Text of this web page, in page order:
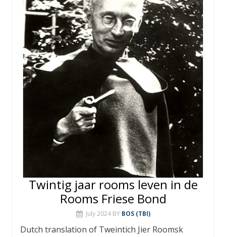
Twintig jaar rooms leven in de
Rooms Friese Bond
July 2024 BY BOS (TBI)
Dutch translation of Tweintich Jier Roomsk